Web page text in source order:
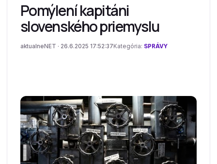
Pomýlení kapitáni
slovenského priemyslu
aktualneNET · 26.6.2025 17:52:37 Kategória: SPRÁVY